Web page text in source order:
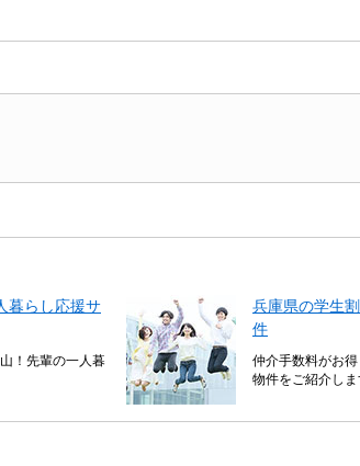
暮らし応援サ
！先輩の一人暮
兵庫県の学生
件
仲介手数料がお
物件をご紹介しま